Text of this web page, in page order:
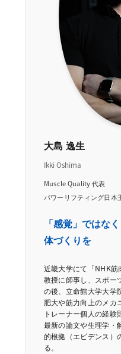
大島 逸生
Ikki Oshima
Muscle Quality 代表
パワーリフティング日本
「感覚」ではな
体づくりを
近畿大学にて「NHK
教授に師事し、スポー
の後、立命館大学大学
肥大や筋力向上のメカ
トレーナー個人の経験
最新の論文や生理学・
的根拠（エビデンス）
る。